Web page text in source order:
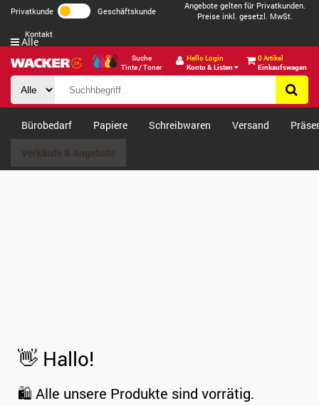
Privatkunde Geschäftskunde
Angebote gelten für Privatkunden.
Preise inkl. gesetzl. MwSt.
Kontakt
Suche
Tinte / Toner
Hello Login
Konto & Listen
0 Artikel
Einkaufswagen
Alle
Bürobedarf Papiere Schreibwaren Versand
Verkäufe & Angebote
👋 Hallo!
🛍️ Alle unsere Produkte sind vorrätig.